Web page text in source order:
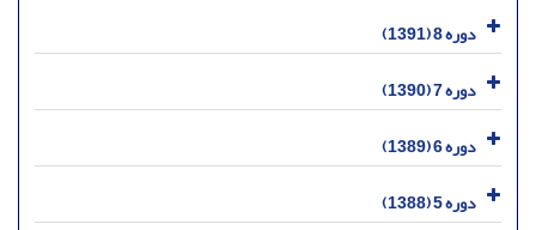
دوره 8 (1391)
دوره 7 (1390)
دوره 6 (1389)
دوره 5 (1388)